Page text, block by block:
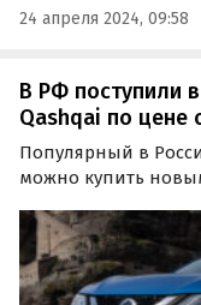
24 апреля 2024, 09:58
В РФ поступили
Qashqai по цене
Популярный в
можно купить
которую на одном
начинаются от 2
дня».